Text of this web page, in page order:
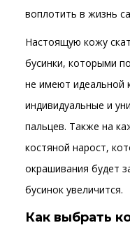
воплотить в жизнь
Настоящую кожу
бусинки, которыми
не имеют идеальной
индивидуальные и
пальцев. Также на
костяной нарост,
окрашивания будет
бусинок увеличится.
Как выбрать